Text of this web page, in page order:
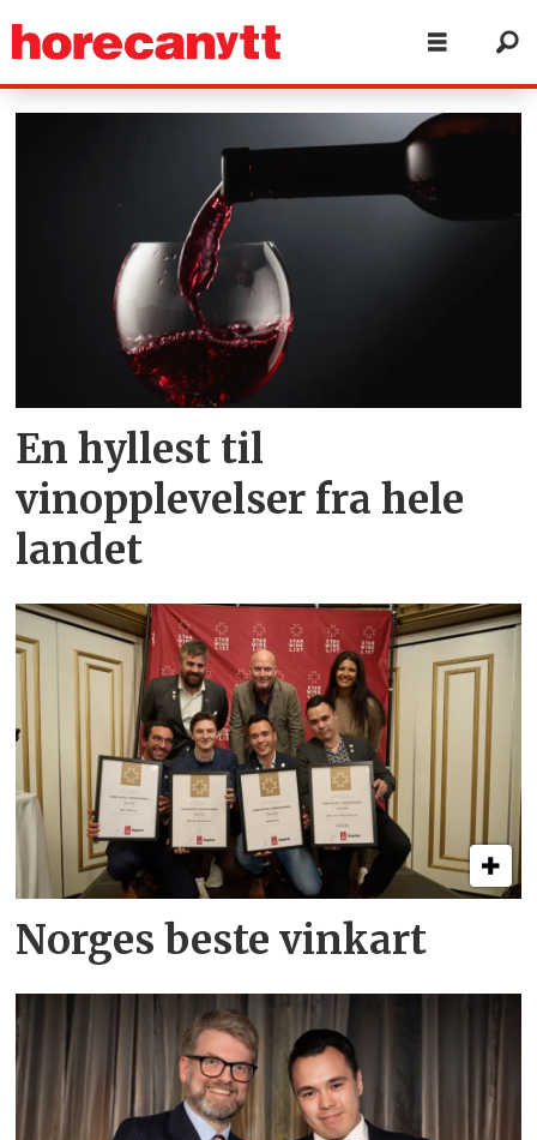
vinkart
En hyllest til
vinopplevelser fra hele
landet
Norges beste vinkart